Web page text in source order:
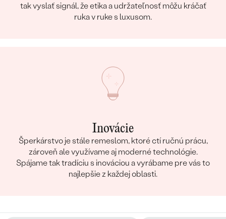
tak vyslať signál, že etika a udržateľnosť môžu kráčať
ruka v ruke s luxusom.
Inovácie
Šperkárstvo je stále remeslom, ktoré ctí ručnú prácu,
zároveň ale využívame aj moderné technológie.
Spájame tak tradíciu s inováciou a vyrábame pre vás to
najlepšie z každej oblasti.